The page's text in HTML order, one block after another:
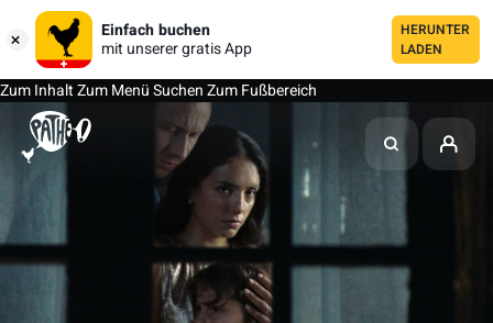
Einfach buchen
mit unserer gratis App
HERUNTER
LADEN
Zum InhaltZum MenüSuchenZum Fußbereich